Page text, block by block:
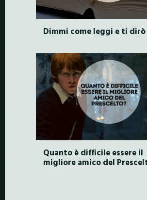
Dimmi come leggi e ti dirò
Quanto è difficile essere il
migliore amico del